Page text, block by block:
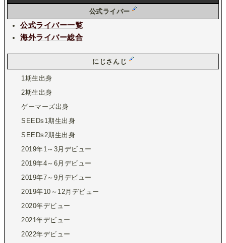
公式ライバー
公式ライバー一覧
海外ライバー総合
にじさんじ
1期生出身
2期生出身
ゲーマーズ出身
SEEDs1期生出身
SEEDs2期生出身
2019年1～3月デビュー
2019年4～6月デビュー
2019年7～9月デビュー
2019年10～12月デビュー
2020年デビュー
2021年デビュー
2022年デビュー